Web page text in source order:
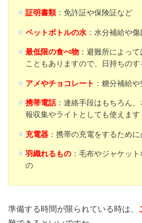
証明書類：免許証や保険証など
ペットボトルの水：水分補給や
最低限の食べ物：避難所によっ
こともありますので、日持ちの
アメやチョコレート ：糖分補給
携帯電話：連絡手段はもちろん
報収集やライトとしても使えます
充電器：携帯の充電をするために
羽織れるもの：毛布やジャケッ
の
準備する時間が限られている時は、